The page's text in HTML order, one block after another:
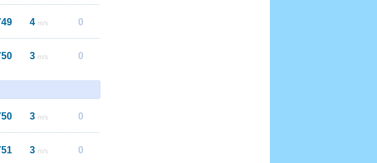
4 m/s 0
3 m/s 0
3 m/s 0
3 m/s 0